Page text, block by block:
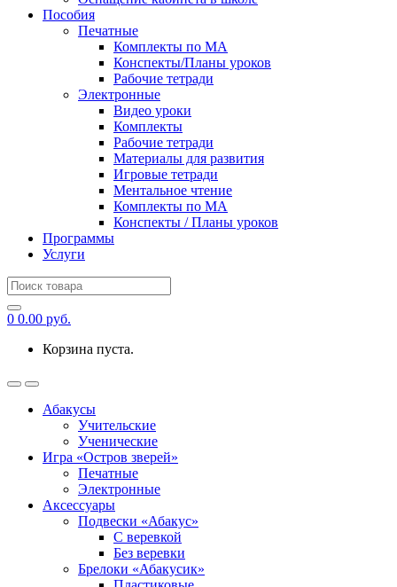
Пособия
Печатные
Комплекты по МА
Конспекты/Планы уроков
Рабочие тетради
Электронные
Видео уроки
Комплекты
Рабочие тетради
Материалы для развития
Игровые тетради
Ментальное чтение
Комплекты по МА
Конспекты / Планы уроков
Программы
Услуги
Search
for:
0 0.00 руб.
Корзина пуста.
Абакусы
Учительские
Ученические
Игра «Остров зверей»
Печатные
Электронные
Аксессуары
Подвески «Абакус»
С веревкой
Без веревки
Брелоки «Абакусик»